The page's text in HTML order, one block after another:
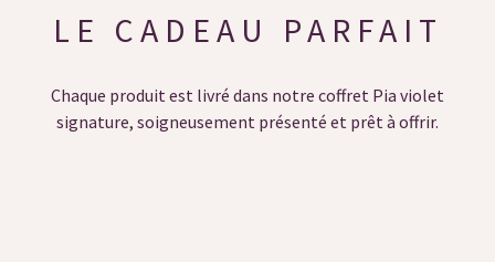
LE CADEAU PARFAIT
Chaque produit est livré dans notre coffret Pia violet
signature, soigneusement présenté et prêt à offrir.